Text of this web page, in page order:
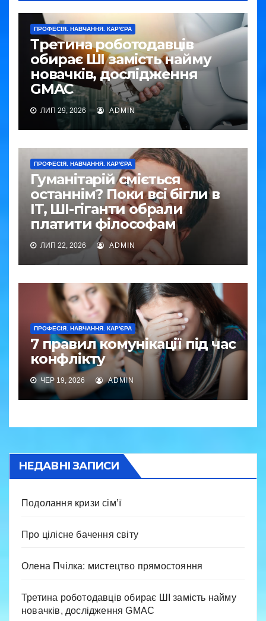
ПРОФЕСІЯ. НАВЧАННЯ. КАР'ЄРА
Третина роботодавців
обирає ШІ замість найму
новачків, дослідження
GMAC
ЛИП 29, 2026 ADMIN
ПРОФЕСІЯ. НАВЧАННЯ. КАР'ЄРА
Гуманітарій сміється
останнім? Поки всі бігли в
IT, ШІ-гіганти обрали
платити філософам
ЛИП 22, 2026 ADMIN
ПРОФЕСІЯ. НАВЧАННЯ. КАР'ЄРА
7 правил комунікації під час
конфлікту
ЧЕР 19, 2026 ADMIN
НЕДАВНІ ЗАПИСИ
Подолання кризи сім’ї
Про цілісне бачення світу
Олена Пчілка: мистецтво прямостояння
Третина роботодавців обирає ШІ замість найму
новачків, дослідження GMAC